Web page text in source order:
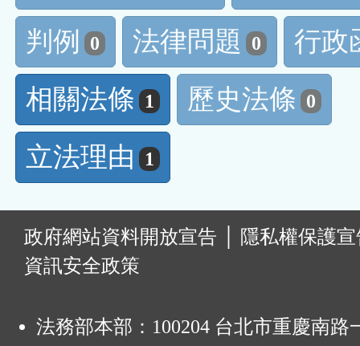
判例
0 法律問題 0
行政
相關法條
1 歷史法條 0
立法理由 1
政府網站資料開放宣告
隱私權保護
資訊安全政策
法務部本部：100204 台北市重慶南路